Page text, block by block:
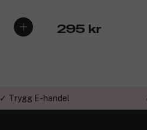
295 kr
✓ Trygg E-handel